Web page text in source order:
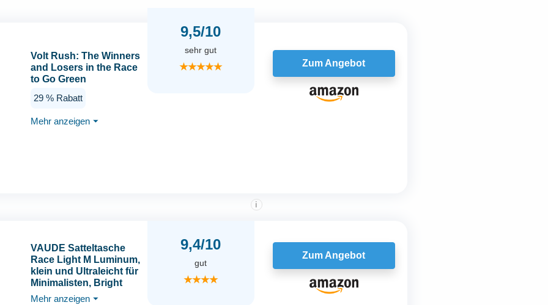
Volt Rush: The Winners
and Losers in the Race
to Go Green
29 % Rabatt
Mehr anzeigen ⏷
9,5/10
sehr gut
★★★★★ Zum Angebot
VAUDE Satteltasche
Race Light M Luminum,
klein und Ultraleicht für
Minimalisten, Bright
Green
Mehr anzeigen ⏷
9,4/10
i
gut
★★★★
Zum Angebot